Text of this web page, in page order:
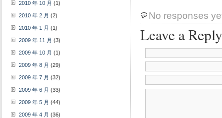
No responses
Leave a Reply
2010 年 10 月 (1)
2010 年 2 月 (2)
2010 年 1 月 (1)
2009 年 11 月 (3)
2009 年 10 月 (1)
2009 年 8 月 (29)
2009 年 7 月 (32)
2009 年 6 月 (33)
2009 年 5 月 (44)
2009 年 4 月 (36)